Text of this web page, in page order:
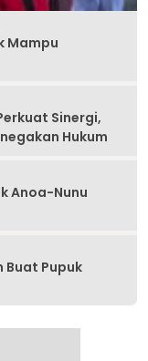
Mampu
Sinergi,
Hukum
Anoa-Nunu
Pupuk